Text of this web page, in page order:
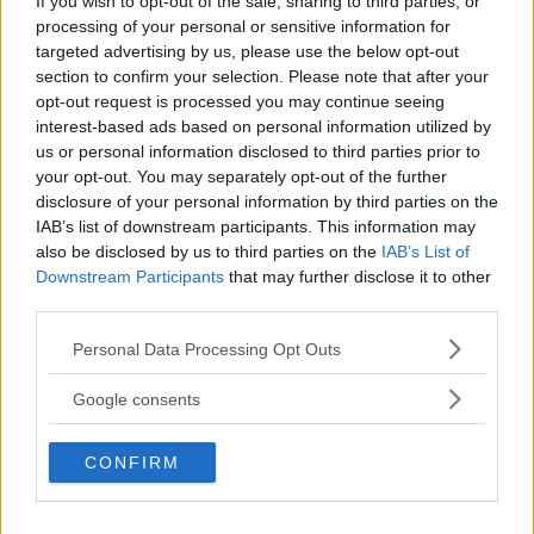
processing of your personal or sensitive information for
targeted advertising by us, please use the below opt-out
section to confirm your selection. Please note that after your
opt-out request is processed you may continue seeing
interest-based ads based on personal information utilized by
us or personal information disclosed to third parties prior to
your opt-out. You may separately opt-out of the further
disclosure of your personal information by third parties on the
IAB’s list of downstream participants. This information may
also be disclosed by us to third parties on the IAB’s List of
Downstream Participants that may further disclose it to other
Please note that this website/app uses one or more Google
not limited to your visit or usage behaviour. You may click to
use your data for below specified purposes in below Google
consent section.
Personal Data Processing Opt Outs
Google consents
CONFIRM
MEST LÄST JUST NU
DJI Osmo Pocket 4P
släppt – får 10-bitars D-
Log 2 & 3x optisk zoom
Sony lägger bud på
F3 Foto – Sveriges nya
fotodagar till Göteborg,
Lund & Stockholm